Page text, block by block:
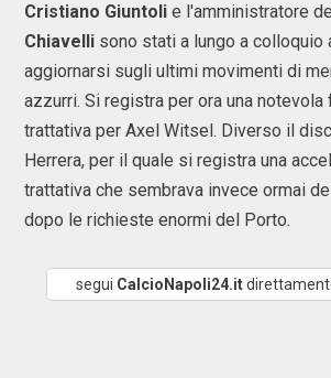
Cristiano Giuntoli e l'amministratore
Chiavelli sono stati a lungo a colloquio
aggiornarsi sugli ultimi movimenti di
azzurri. Si registra per ora una notevola
trattativa per Axel Witsel. Diverso il
Herrera, per il quale si registra una
trattativa che sembrava invece ormai
dopo le richieste enormi del Porto.
segui CalcioNapoli24.it